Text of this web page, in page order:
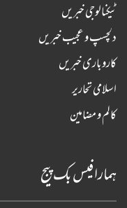
ٹیکنالوجی خبریں
دلچسپ و عجیب خبریں
کاروباری خبریں
اسلامی تحاریر
کالم و مضامین
ہمارا فیس بک پیج